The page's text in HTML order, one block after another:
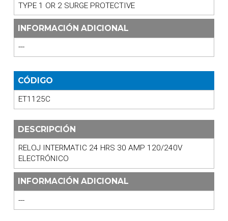
TYPE 1 OR 2 SURGE PROTECTIVE
INFORMACIÓN ADICIONAL
---
CÓDIGO
ET1125C
DESCRIPCIÓN
RELOJ INTERMATIC 24 HRS 30 AMP 120/240V
ELECTRÓNICO
INFORMACIÓN ADICIONAL
---